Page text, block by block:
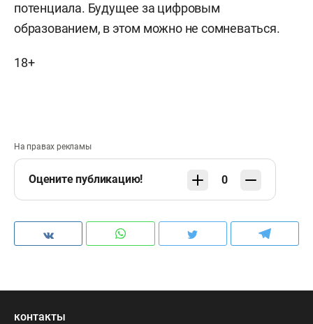
потенциала. Будущее за цифровым
образованием, в этом можно не сомневаться.
18+
На правах рекламы
Оцените публикацию! 0
контакты